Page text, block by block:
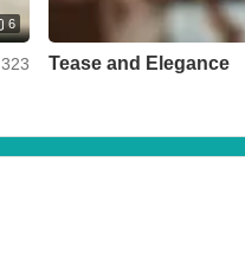
6
323 Tease and Elegance